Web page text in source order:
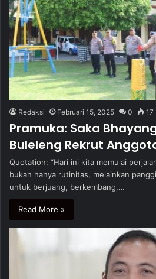
Redaksi Februari 15, 2025 0 17
Pramuka: Saka
Buleleng Rekrut
Quotation: “Hari ini kita memulai
bukan hanya rutinitas, melainkan
untuk berjuang, berkembang,…
Read More »